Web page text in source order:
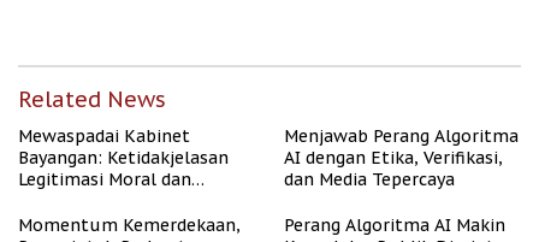
Related News
Mewaspadai Kabinet
Bayangan: Ketidakjelasan
Legitimasi Moral dan
Menjawab Perang Algoritma
AI dengan Etika, Verifikasi,
dan Media Tepercaya
Momentum Kemerdekaan,
Perang Algoritma AI Makin